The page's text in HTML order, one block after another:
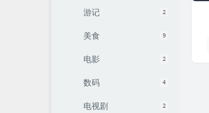
2
游记
9
美食
2
电影
4
数码
2
电视剧